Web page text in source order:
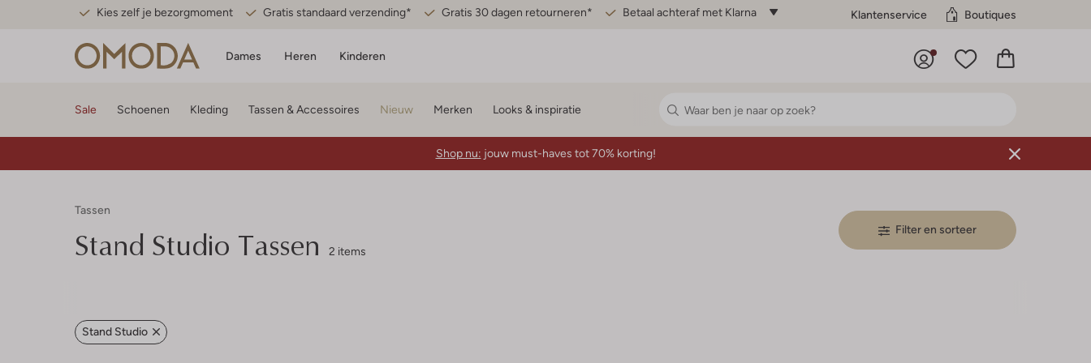
Kies zelf je bezorgmoment Gratis standaard verzending* Gratis 30 dagen retourneren* Betaal achteraf met Klarna Klantenservice Boutiques
Dames Heren Kinderen
Sale Schoenen Kleding Tassen & Accessoires Nieuw Merken Looks & inspiratie
Shop nu: jouw must-haves tot 70% korting!
Tassen
Stand Studio Tassen 2 items
Filter en sorteer
Stand Studio